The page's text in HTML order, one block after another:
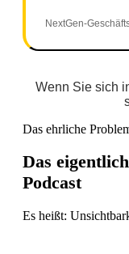
NextGen-
Wenn Sie sich
Das ehrliche
Das
Podcast
Es heißt: